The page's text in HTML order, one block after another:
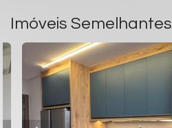
Imóveis Semelhantes